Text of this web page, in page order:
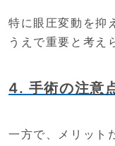
特に眼圧変動を抑
うえで重要と考え
4. 手術の注意
一方で、メリット